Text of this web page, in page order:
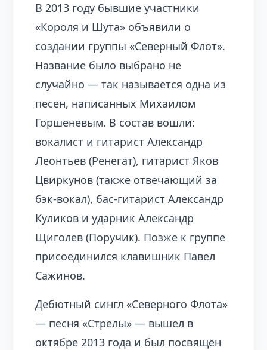
В 2013 году бывшие участники
«Короля и Шута» объявили о
создании группы «Северный Флот».
Название было выбрано не
случайно — так называется одна из
песен, написанных Михаилом
Горшенёвым. В состав вошли:
вокалист и гитарист Александр
Леонтьев (Ренегат), гитарист Яков
Цвиркунов (также отвечающий за
бэк-вокал), бас-гитарист Александр
Куликов и ударник Александр
Щиголев (Поручик). Позже к группе
присоединился клавишник Павел
Сажинов.
Дебютный сингл «Северного Флота»
— песня «Стрелы» — вышел в
октябре 2013 года и был посвящён